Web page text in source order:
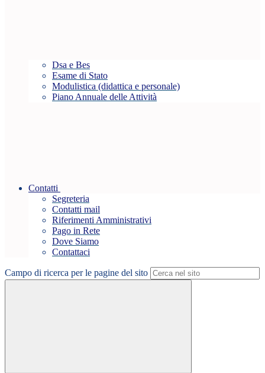
Dsa e Bes
Esame di Stato
Modulistica (didattica e personale)
Piano Annuale delle Attività
Contatti
Segreteria
Contatti mail
Riferimenti Amministrativi
Pago in Rete
Dove Siamo
Contattaci
Campo di ricerca per le pagine del sito